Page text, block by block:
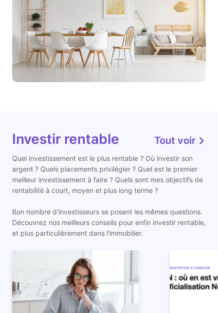
Investir rentable Tout voir
Quel investissement est le plus rentable ? Où investir son
argent ? Quels placements privilégier ? Quel est le premier
meilleur investissement à faire ? Quels sont mes objectifs de
rentabilité à court, moyen et plus long terme ?
Bon nombre d'investisseurs se posent les mêmes questions.
Découvrez nos meilleurs conseils pour enfin investir rentable,
et plus particulièrement dans l'immobilier.